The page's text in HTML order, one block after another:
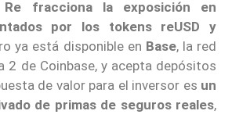
Re fracciona la exposición en
por los tokens reUSD y
ya está disponible en Base, la red
2 de Coinbase, y acepta depósitos
de valor para el inversor es un
de primas de seguros reales,